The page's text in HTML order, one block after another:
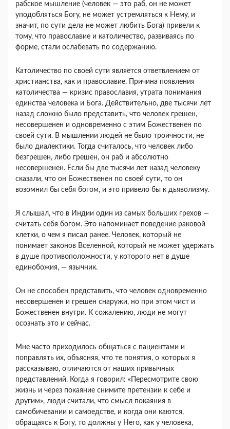
рабское мышление (человек — это раб, он не может
уподобляться Богу, не может устремляться к Нему, и
значит, по сути дела не может любить Бога) привели к
тому, что православие и католичество, развиваясь по
форме, стали ослабевать по содержанию.
Католичество по своей сути является ответвлением от
христианства, как и православие. Причина появления
католичества — кризис православия, утрата понимания
единства человека и Бога. Действительно, две тысячи лет
назад сложно было представить, что человек грешен,
несовершенен и одновременно с этим Божественен по
своей сути. В мышлении людей не было троичности, не
было диалектики. Тогда считалось, что человек либо
безгрешен, либо грешен, он раб и абсолютно
несовершенен. Если бы две тысячи лет назад человеку
сказали, что он Божественен по своей сути, то он
возомнил бы себя богом, и это привело бы к дьяволизму.
Я слышал, что в Индии один из самых больших грехов —
считать себя богом. Это напоминает поведение раковой
клетки, о чем я писал ранее. Человек, который не
понимает законов Вселенной, который не может удержать
в душе противоположности, у которого нет в душе
единобожия, — язычник.
Он не способен представить, что человек одновременно
несовершенен и грешен снаружи, но при этом чист и
Божественен внутри. К сожалению, люди не могут
осознать это и сейчас.
Мне часто приходилось общаться с пациентами и
поправлять их, объясняя, что те понятия, о которых я
рассказываю, отличаются от наших привычных
представлений. Когда я говорил: «Пересмотрите свою
жизнь и через покаяние снимите претензии к себе и
другим», люди считали, что смысл покаяния в
самобичевании и самоедстве, и когда они каются,
обращаясь к Богу, то должны у Него, как у человека,